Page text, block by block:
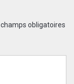
champs obligatoires